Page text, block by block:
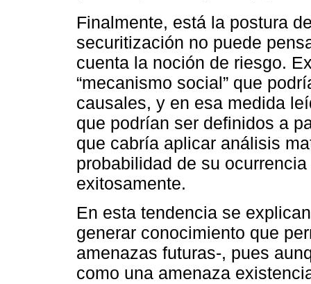
Finalmente, está la postura
securitización no puede
cuenta la noción de riesgo.
“mecanismo social” que
causales, y en esa medida
que podrían ser definidos a
que cabría aplicar análisis
probabilidad de su
exitosamente.
En esta tendencia se
generar conocimiento que
amenazas futuras-, pues
como una amenaza